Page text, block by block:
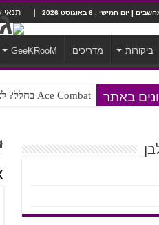
חמישי , 6 באוגוסט 2026 תנאי
ביקורות מדריכים GeeKRooM
באתר Ace Combat בחלל? לא, יותר מזה. ביקורת המשחק Chorus